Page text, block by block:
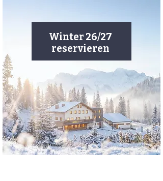
Winter 26/27
reservieren